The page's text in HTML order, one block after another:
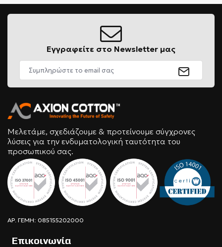
Εγγραφείτε στο Newsletter μας
Μελετάμε, σχεδιάζουμε & προτείνουμε σύγχρονες
λύσεις για την ενδυματολογική ταυτότητα του
προσωπικού σας.
ΑΡ. ΓΕΜΗ: 085155202000
Επικοινωνία